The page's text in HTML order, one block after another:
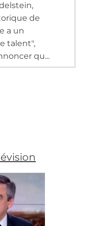
de
a un
talent",
qu...